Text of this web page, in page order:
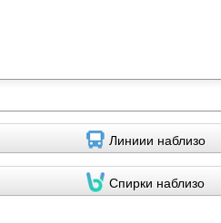
Линиии наблизо
Спирки наблизо